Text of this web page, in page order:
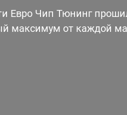
Евро Чип Тюнинг
максимум от каждой